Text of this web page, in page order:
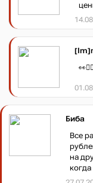
👀🤦‍♂️
Биба
Все
на